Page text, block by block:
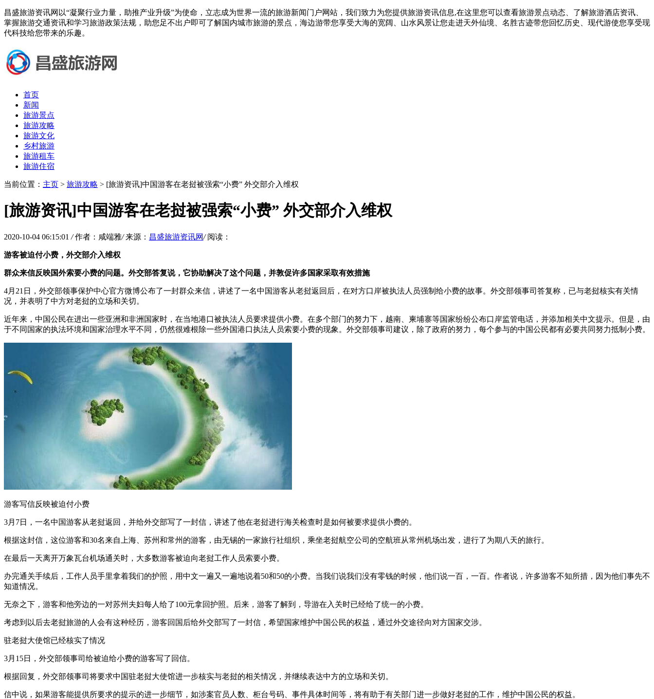
昌盛旅游资讯网以“凝聚行业力量，助推产业升级”为使命，立志成为世界一流的旅游新闻门户网站，我们致力为您提供旅游资讯信息,在这里您可以查看旅游景点动态、了解旅游酒店资讯、
掌握旅游交通资讯和学习旅游政策法规，助您足不出户即可了解国内城市旅游的景点，海边游带您享受大海的宽阔、山水风景让您走进天外仙境、名胜古迹带您回忆历史、现代游使您享受现
代科技给您带来的乐趣。
首页
新闻
旅游景点
旅游攻略
旅游文化
乡村旅游
旅游租车
旅游住宿
当前位置： 主页 > 旅游攻略 > [旅游资讯]中国游客在老挝被强索“小费” 外交部介入维权
[旅游资讯]中国游客在老挝被强索“小费” 外交部介入维权
2020-10-04 06:15:01 / 作者：咸端雅/ 来源： 昌盛旅游资讯网/ 阅读：
游客被迫付小费，外交部介入维权
群众来信反映国外索要小费的问题。外交部答复说，它协助解决了这个问题，并敦促许多国家采取有效措施
4月21日，外交部领事保护中心官方微博公布了一封群众来信，讲述了一名中国游客从老挝返回后，在对方口岸被执法人员强制给小费的故事。外交部领事司答复称，已与老挝核实有关情
况，并表明了中方对老挝的立场和关切。
近年来，中国公民在进出一些亚洲和非洲国家时，在当地港口被执法人员要求提供小费。在多个部门的努力下，越南、柬埔寨等国家纷纷公布口岸监管电话，并添加相关中文提示。但是，由
于不同国家的执法环境和国家治理水平不同，仍然很难根除一些外国港口执法人员索要小费的现象。外交部领事司建议，除了政府的努力，每个参与的中国公民都有必要共同努力抵制小费。
游客写信反映被迫付小费
3月7日，一名中国游客从老挝返回，并给外交部写了一封信，讲述了他在老挝进行海关检查时是如何被要求提供小费的。
根据这封信，这位游客和30名来自上海、苏州和常州的游客，由无锡的一家旅行社组织，乘坐老挝航空公司的空航班从常州机场出发，进行了为期八天的旅行。
在最后一天离开万象瓦台机场通关时，大多数游客被迫向老挝工作人员索要小费。
办完通关手续后，工作人员手里拿着我们的护照，用中文一遍又一遍地说着50和50的小费。当我们说我们没有零钱的时候，他们说一百，一百。作者说，许多游客不知所措，因为他们事先不
知道情况。
无奈之下，游客和他旁边的一对苏州夫妇每人给了100元拿回护照。后来，游客了解到，导游在入关时已经给了统一的小费。
考虑到以后去老挝旅游的人会有这种经历，游客回国后给外交部写了一封信，希望国家维护中国公民的权益，通过外交途径向对方国家交涉。
驻老挝大使馆已经核实了情况
3月15日，外交部领事司给被迫给小费的游客写了回信。
根据回复，外交部领事司将要求中国驻老挝大使馆进一步核实与老挝的相关情况，并继续表达中方的立场和关切。
信中说，如果游客能提供所要求的提示的进一步细节，如涉案官员人数、柜台号码、事件具体时间等，将有助于有关部门进一步做好老挝的工作，维护中国公民的权益。